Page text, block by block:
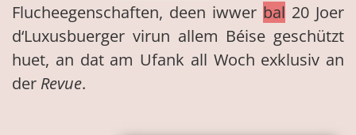
Flucheegenschaften, deen iwwer bal 20 Joer
d‘Luxusbuerger virun allem Béise geschützt
huet, an dat am Ufank all Woch exklusiv an
der Revue.